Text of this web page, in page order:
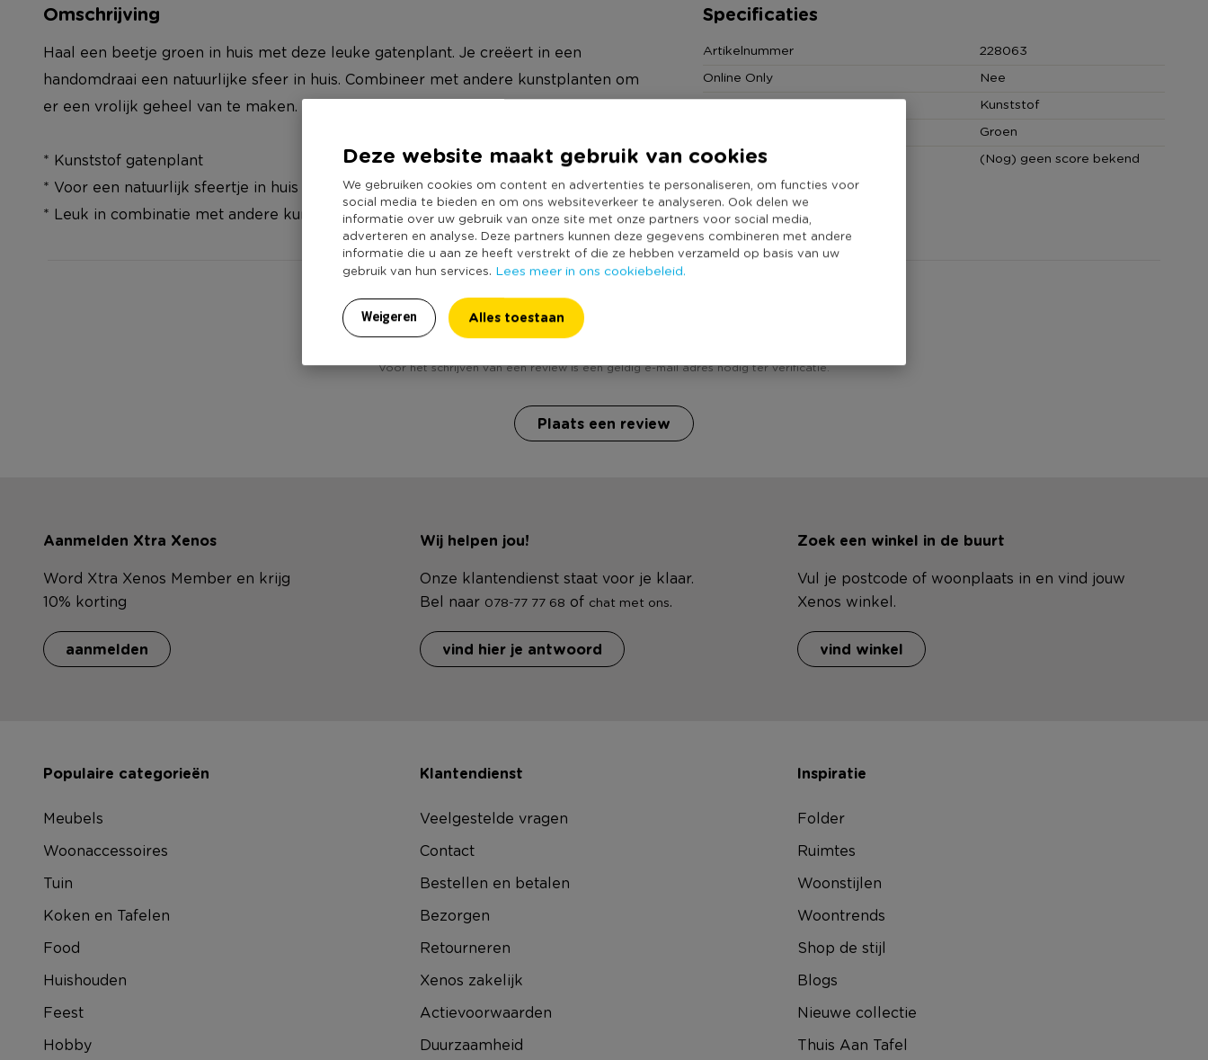
Deze website maakt gebruik van cookies
We gebruiken cookies om content en advertenties te personaliseren, om functies voor
social media te bieden en om ons websiteverkeer te analyseren. Ook delen we
informatie over uw gebruik van onze site met onze partners voor social media,
adverteren en analyse. Deze partners kunnen deze gegevens combineren met andere
informatie die u aan ze heeft verstrekt of die ze hebben verzameld op basis van uw
gebruik van hun services. Lees meer in ons cookiebeleid.
Weigeren Alles toestaan
Omschrijving
Haal een beetje groen in huis met deze leuke gatenplant. Je creëert in een
handomdraai een natuurlijke sfeer in huis. Combineer met andere kunstplanten om
er een vrolijk geheel van te maken.
* Kunststof gatenplant
* Voor een natuurlijk sfeertje in huis
* Leuk in combinatie met andere kunstsplanten
Specificaties
Artikelnummer
228063
Online Only
Nee
Materiaal
Kunststof
Groen
Duurzaamheidsscore
(Nog) geen score bekend
Heb jij Gatenplant? Schrijf een review!
Voor het schrijven van een review is een geldig e-mail adres nodig ter verificatie.
Plaats een review
Aanmelden Xtra Xenos
Word Xtra Xenos Member en krijg
10% korting
aanmelden
Wij helpen jou!
Onze klantendienst staat voor je klaar.
Bel naar 078-77 77 68 of chat met ons.
vind hier je antwoord
Zoek een winkel in de buurt
Vul je postcode of woonplaats in en vind jouw
Xenos winkel.
vind winkel
Populaire categorieën
Meubels
Woonaccessoires
Tuin
Koken en Tafelen
Food
Huishouden
Feest
Hobby
Klantendienst
Veelgestelde vragen
Contact
Bestellen en betalen
Bezorgen
Retourneren
Xenos zakelijk
Actievoorwaarden
Duurzaamheid
Inspiratie
Folder
Ruimtes
Woonstijlen
Woontrends
Shop de stijl
Blogs
Nieuwe collectie
Thuis Aan Tafel